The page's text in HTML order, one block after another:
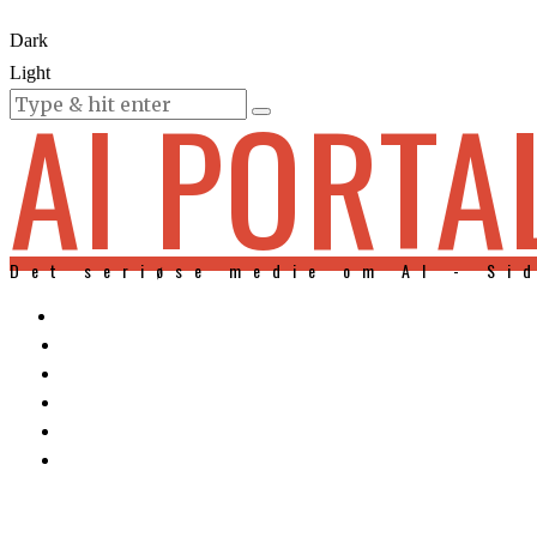
Dark
Light
KURSER
AI
Det seriøse medie om AI -